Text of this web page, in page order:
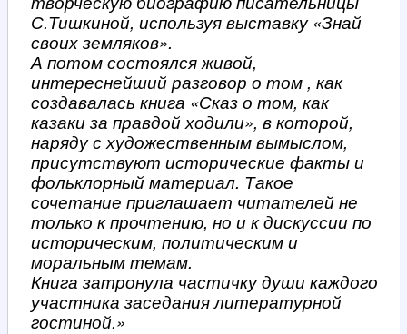
С.Тишкиной, используя выставку «Знай
своих земляков».
А потом состоялся живой,
интереснейший разговор о том , как
создавалась книга «Сказ о том, как
казаки за правдой ходили», в которой,
наряду с художественным вымыслом,
присутствуют исторические факты и
фольклорный материал. Такое
сочетание приглашает читателей не
только к прочтению, но и к дискуссии по
историческим, политическим и
моральным темам.
Книга затронула частичку души каждого
участника заседания литературной
гостиной.»